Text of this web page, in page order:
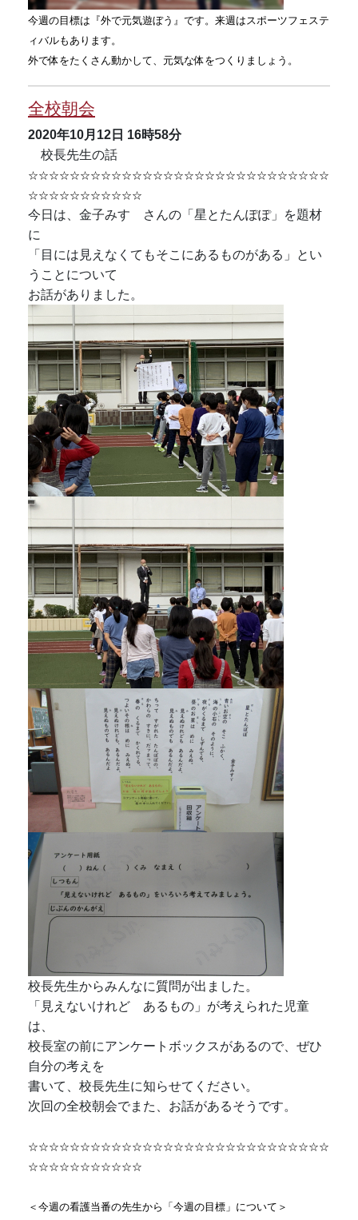
今週の目標は『外で元気遊ぼう』です。来週はスポーツフェステ
ィバルもあります。
外で体をたくさん動かして、元気な体をつくりましょう。
全校朝会
2020年10月12日 16時58分
校長先生の話
☆☆☆☆☆☆☆☆☆☆☆☆☆☆☆☆☆☆☆☆☆☆☆☆☆☆☆☆☆
☆☆☆☆☆☆☆☆☆☆☆
今日は、金子みすゞさんの「星とたんぽぽ」を題材
に
「目には見えなくてもそこにあるものがある」とい
うことについて
お話がありました。
校長先生からみんなに質問が出ました。
「見えないけれど あるもの」が考えられた児童
は、
校長室の前にアンケートボックスがあるので、ぜひ
自分の考えを
書いて、校長先生に知らせてください。
次回の全校朝会でまた、お話があるそうです。
☆☆☆☆☆☆☆☆☆☆☆☆☆☆☆☆☆☆☆☆☆☆☆☆☆☆☆☆☆
☆☆☆☆☆☆☆☆☆☆☆
＜今週の看護当番の先生から「今週の目標」について＞